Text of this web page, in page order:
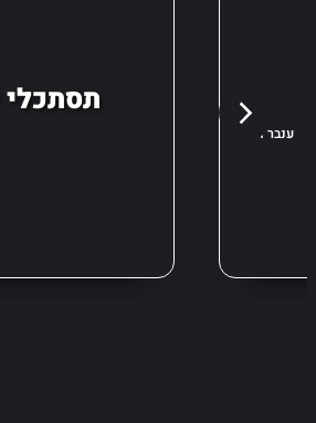
תסתכלי
ענבר ונגר